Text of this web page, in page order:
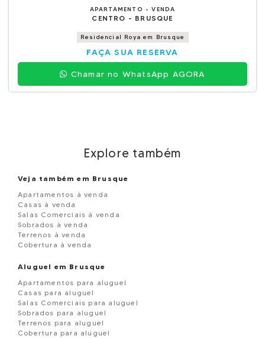
APARTAMENTO - VENDA
CENTRO - BRUSQUE
Residencial Roya em Brusque
FAÇA SUA RESERVA
Chamar no WhatsApp AGORA
Explore também
Veja também em Brusque
Apartamentos à venda
Casas à venda
Salas Comerciais à venda
Sobrados à venda
Terrenos à venda
Cobertura à venda
Aluguel em Brusque
Apartamentos para aluguel
Casas para aluguel
Salas Comerciais para aluguel
Sobrados para aluguel
Terrenos para aluguel
Cobertura para aluguel